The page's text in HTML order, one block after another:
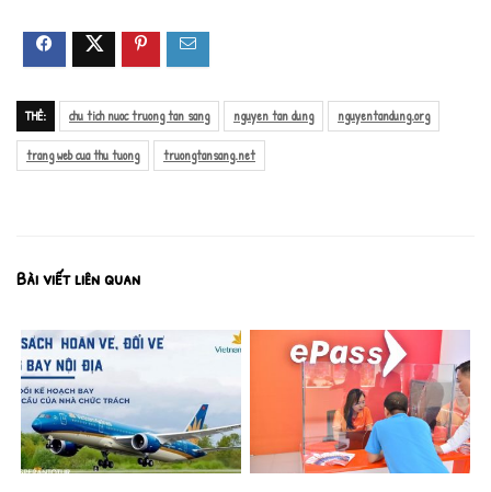
THẺ: chu tich nuoc truong tan sang nguyen tan dung nguyentandung.org
trang web cua thu tuong truongtansang.net
Bài viết liên quan